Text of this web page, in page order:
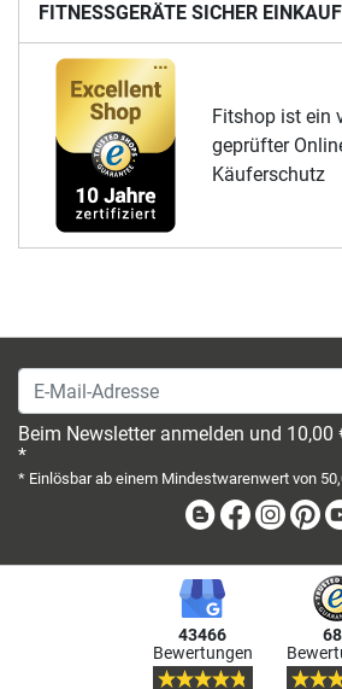
FITNESSGERÄTE SICHER
Fitshop ist ein
geprüfter
Käuferschutz
E-Mail-Adresse
Beim Newsletter anmelden und 10,00
*
* Einlösbar ab einem Mindestwarenwert von
BlogFacebook
43466
Bewertungen